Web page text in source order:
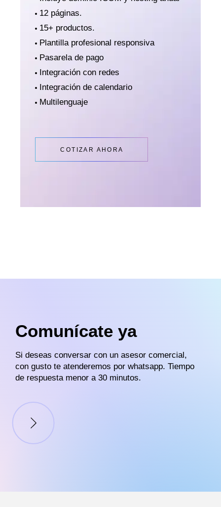
12 páginas.
15+ productos.
Plantilla profesional responsiva
Pasarela de pago
Integración con redes
Integración de calendario
Multilenguaje
COTIZAR AHORA
Comunícate ya
Si deseas conversar con un asesor comercial,
con gusto te atenderemos por whatsapp. Tiempo
de respuesta menor a 30 minutos.